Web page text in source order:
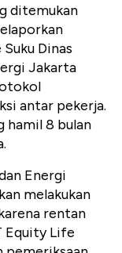
ditemukan
Dinas
Jakarta
antar pekerja.
hamil 8 bulan
Energi
melakukan
rentan
Equity Life